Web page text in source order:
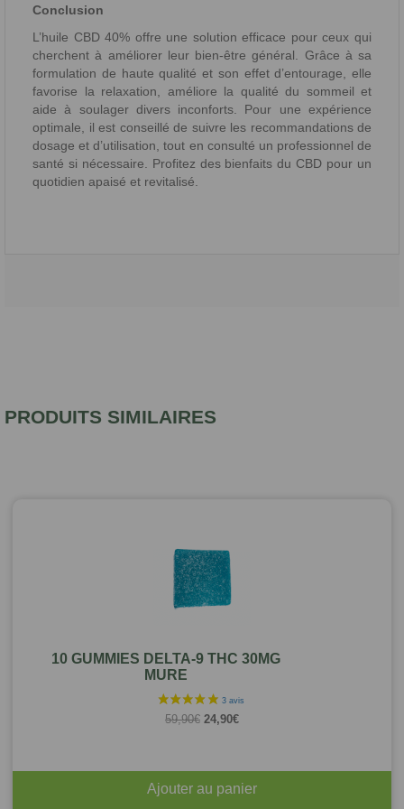
Conclusion
L’huile CBD 40% offre une solution efficace pour ceux qui
cherchent à améliorer leur bien-être général. Grâce à sa
formulation de haute qualité et son effet d’entourage, elle
favorise la relaxation, améliore la qualité du sommeil et
aide à soulager divers inconforts. Pour une expérience
optimale, il est conseillé de suivre les recommandations de
dosage et d’utilisation, tout en consulté un professionnel de
santé si nécessaire. Profitez des bienfaits du CBD pour un
quotidien apaisé et revitalisé.
PRODUITS SIMILAIRES
10 GUMMIES DELTA-9 THC 30MG
MURE
59,90€ Le
59,90€.
24,90€Le
24,90€.
Ajouter au panier